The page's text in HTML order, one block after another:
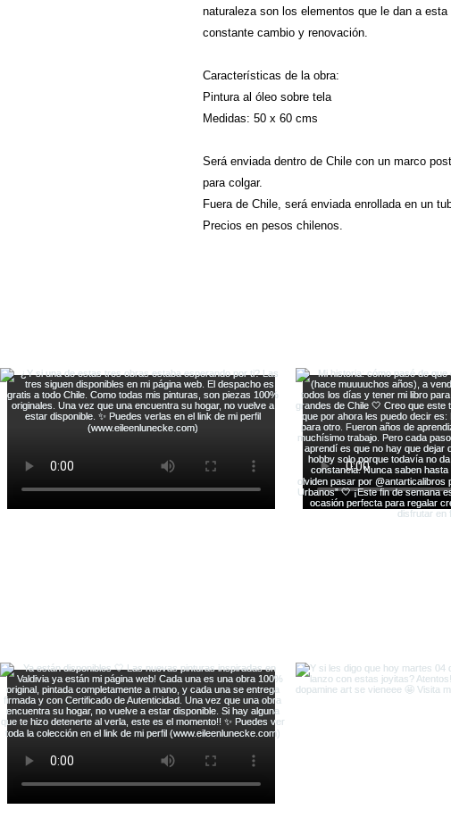
naturaleza son los elementos que le dan a
constante cambio y renovación.
Características de la obra:
Pintura al óleo sobre tela
Medidas: 50 x 60 cms
Será enviada dentro de Chile con un marco
para colgar.
Fuera de Chile, será enviada enrollada en un
Precios en pesos chilenos.